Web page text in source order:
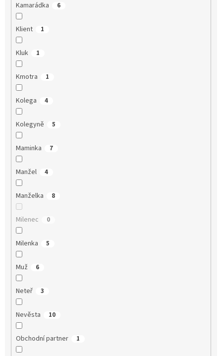
Kamarádka 6
Klient 1
Kluk 1
Kmotra 1
Kolega 4
Kolegyně 5
Maminka 7
Manžel 4
Manželka 8
Milenec 0
Milenka 5
Muž 6
Neteř 3
Nevěsta 10
Obchodní partner 1